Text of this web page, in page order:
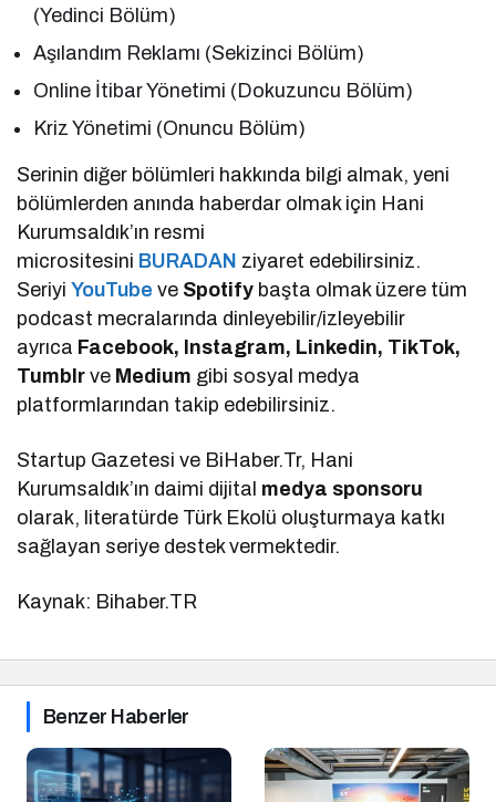
(Yedinci Bölüm)
Aşılandım Reklamı (Sekizinci Bölüm)
Online İtibar Yönetimi (Dokuzuncu Bölüm)
Kriz Yönetimi (Onuncu Bölüm)
Serinin diğer bölümleri hakkında bilgi almak, yeni
bölümlerden anında haberdar olmak için Hani
Kurumsaldık’ın resmi
micrositesini BURADAN ziyaret edebilirsiniz.
SeriyiYouTube ve Spotify başta olmak üzere tüm
podcast mecralarında dinleyebilir/izleyebilir
ayrıca Facebook, Instagram, Linkedin, TikTok,
Tumblrve Medium gibi sosyal medya
platformlarından takip edebilirsiniz.
Startup Gazetesi ve BiHaber.Tr, Hani
Kurumsaldık’ın daimi dijital medya sponsoru
olarak, literatürde Türk Ekolü oluşturmaya katkı
sağlayan seriye destek vermektedir.
Kaynak: Bihaber.TR
Benzer Haberler